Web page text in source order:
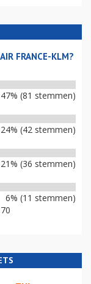
FRANCE-KLM?
47% (81 stemmen)
24% (42 stemmen)
21% (36 stemmen)
6% (11 stemmen)